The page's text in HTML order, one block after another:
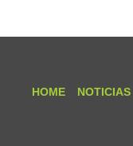
HOME NOTICIAS